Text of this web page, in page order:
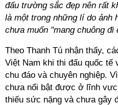
đấu trường sắc đẹp nên rất
là một trong những lí do ảnh
chưa muốn "mang chuông
Theo Thanh Tú nhận thấy,
Việt Nam khi thi đấu quốc tế
chu đáo và chuyên nghiệp.
chưa nổi bật được ở lĩnh
thiếu sức nặng và chưa gây